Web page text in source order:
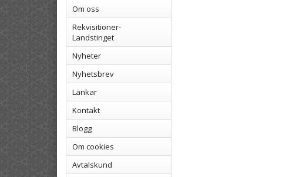
Om oss
Rekvisitioner-
Landstinget
Nyheter
Nyhetsbrev
Länkar
Kontakt
Blogg
Om cookies
Avtalskund